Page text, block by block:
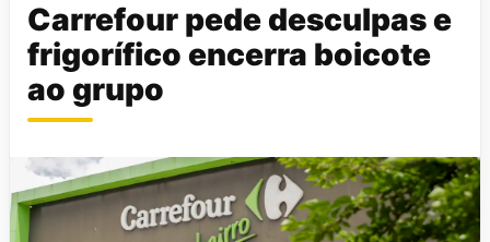
Carrefour pede desculpas e
frigorífico encerra boicote
ao grupo